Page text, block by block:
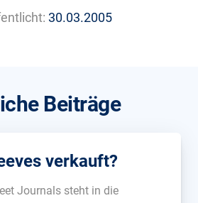
30.03.2005
Beiträge
verkauft?
Journals steht in die